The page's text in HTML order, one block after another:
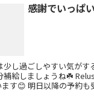
感謝でいっぱ
し過ごしやすい気が
補給しましょうね☘️
す😊 明日以降の予約も